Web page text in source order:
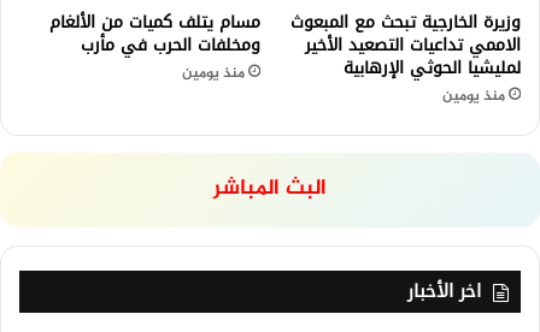
وزيرة الخارجية تبحث مع المبعوث
الاممي تداعيات التصعيد الأخير
لمليشيا الحوثي الإرهابية
منذ يومين
مسام يتلف كميات من الألغام
ومخلفات الحرب في مأرب
منذ يومين
البث المباشر
اخر الأخبار